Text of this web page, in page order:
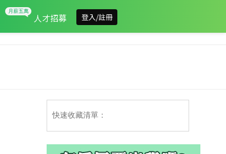
人才招募 登入/註冊
快速收藏清單：